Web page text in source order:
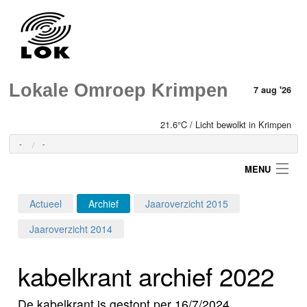
Lokale Omroep Krimpen 7 aug '26
21.6°C / Licht bewolkt in Krimpen
- -
MENU
Programma's
Actueel Archief
Jaaroverzicht 2015
Jaaroverzicht 2014
kabelkrant archief 2022